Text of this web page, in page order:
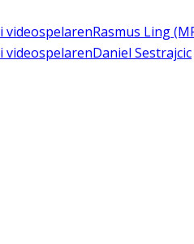
i videospelarenRasmus Ling
i videospelarenDaniel Sestrajcic